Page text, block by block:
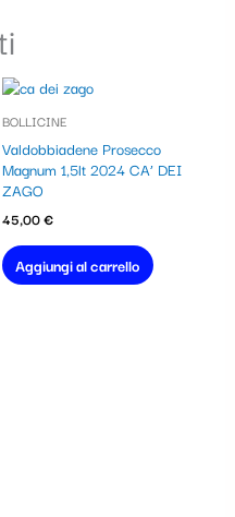
BOLLICINE
Valdobbiadene Prosecco
Magnum 1,5lt 2024 CA’ DEI
ZAGO
45,00€
Aggiungi al carrello